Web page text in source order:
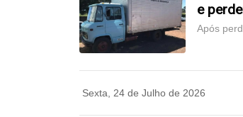
e
Após
Sexta, 24 de Julho de 2026